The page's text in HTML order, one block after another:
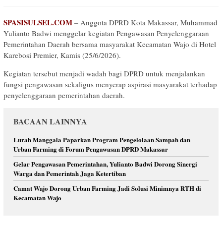
SPASISULSEL.COM – Anggota DPRD Kota Makassar, Muhammad
Yulianto Badwi menggelar kegiatan Pengawasan Penyelenggaraan
Pemerintahan Daerah bersama masyarakat Kecamatan Wajo di Hotel
Karebosi Premier, Kamis (25/6/2026).
Kegiatan tersebut menjadi wadah bagi DPRD untuk menjalankan
fungsi pengawasan sekaligus menyerap aspirasi masyarakat terhadap
penyelenggaraan pemerintahan daerah.
BACAAN LAINNYA
Lurah Manggala Paparkan Program Pengelolaan Sampah dan
Urban Farming di Forum Pengawasan DPRD Makassar
Gelar Pengawasan Pemerintahan, Yulianto Badwi Dorong Sinergi
Warga dan Pemerintah Jaga Ketertiban
Camat Wajo Dorong Urban Farming Jadi Solusi Minimnya RTH di
Kecamatan Wajo